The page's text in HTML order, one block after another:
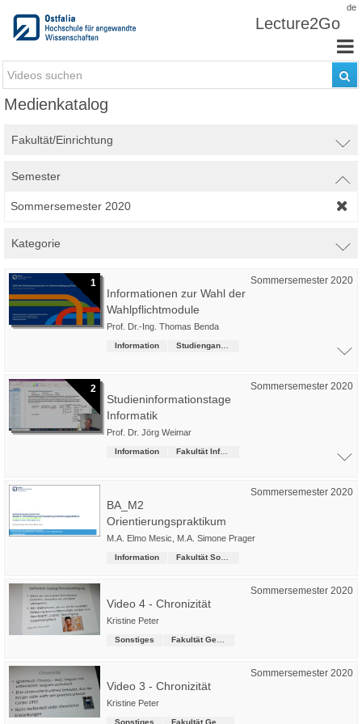
de
Lecture2Go
Medienkatalog
Fakultät/Einrichtung
Semester
Sommersemester 2020
Kategorie
1 Sommersemester 2020
Informationen zur Wahl der
Wahlpflichtmodule
Prof. Dr.-Ing. Thomas Benda
Information
2 Sommersemester 2020
Studieninformationstage
Informatik
Prof. Dr. Jörg Weimar
Information Fakultät Informatik
Sommersemester 2020
BA_M2
Orientierungspraktikum
M.A. Elmo Mesic M.A. Simone Prager
Information
Sommersemester 2020
Video 4 - Chronizität
Kristine Peter
Sonstiges
Sommersemester 2020
Video 3 - Chronizität
Kristine Peter
Sonstiges